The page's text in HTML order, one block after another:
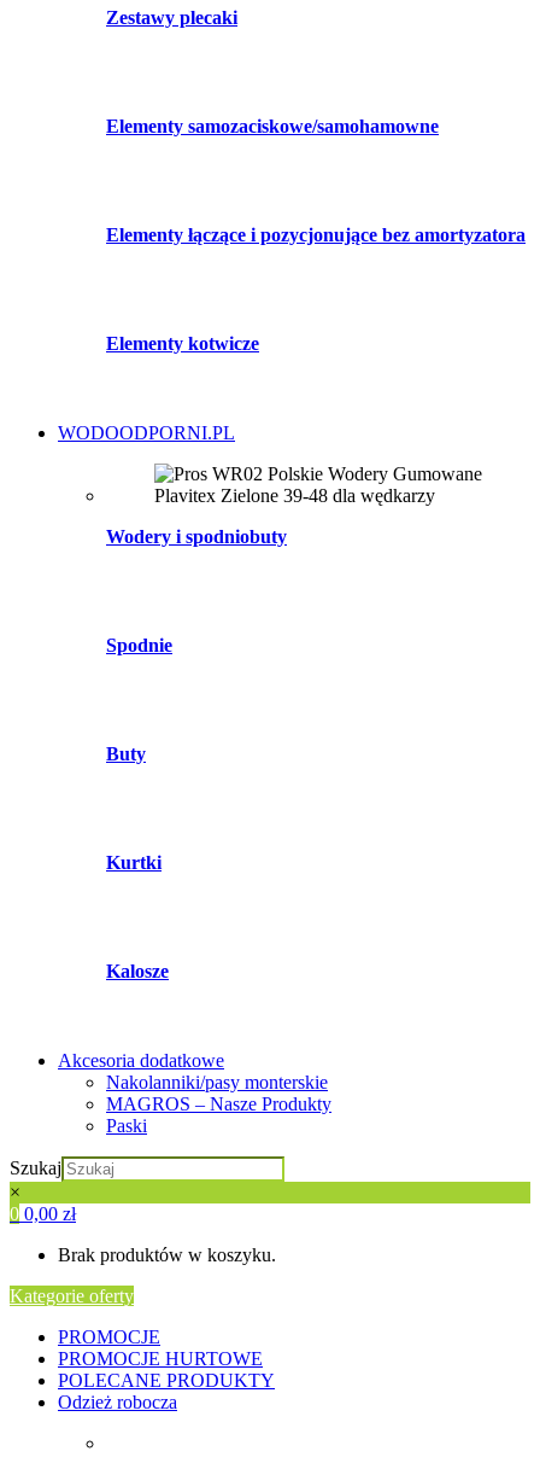
Zestawy plecaki
Elementy samozaciskowe/samohamowne
Elementy łączące i pozycjonujące bez amortyzatora
Elementy kotwicze
WODOODPORNI.PL
Wodery i spodniobuty
Spodnie
Buty
Kurtki
Kalosze
Akcesoria dodatkowe
Nakolanniki/pasy monterskie
MAGROS – Nasze Produkty
Paski
Szukaj
×
0 0,00 zł
Brak produktów w koszyku.
Kategorie oferty
PROMOCJE
PROMOCJE HURTOWE
POLECANE PRODUKTY
Odzież robocza